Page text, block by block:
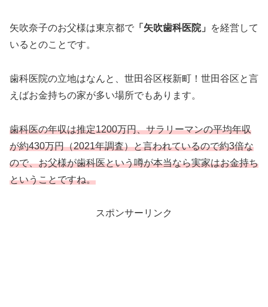
矢吹奈子のお父様は東京都で 「矢吹歯科医院」
を経営して
いるとのことです。
歯科医院の立地はなんと、世田谷区桜新町！世田谷区と言
えばお金持ちの家が多い場所でもあります。
歯科医の年収は推定1200万円、サラリーマンの平均年収
が約430万円（2021年調査）と言われているので約3倍な
ので、お父様が歯科医という噂が本当なら実家はお金持ち
ということですね。
スポンサーリンク